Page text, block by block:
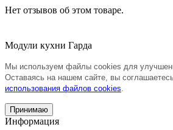
Нет отзывов об этом товаре.
Модули кухни Гарда
Мы используем файлы cookies для
Оставаясь на нашем сайте, вы
использования файлов cookies.
Принимаю
Информация